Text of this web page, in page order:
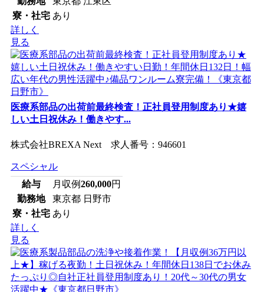
寮・社宅 あり
詳しく
見る
医療系部品の出荷前最終検査！正社員登用制度あり★嬉
しい土日祝休み！働きやす...
株式会社BREXA Next 求人番号：946601
スペシャル
給与
月収例260,000円
勤務地
東京都 日野市
寮・社宅 あり
詳しく
見る